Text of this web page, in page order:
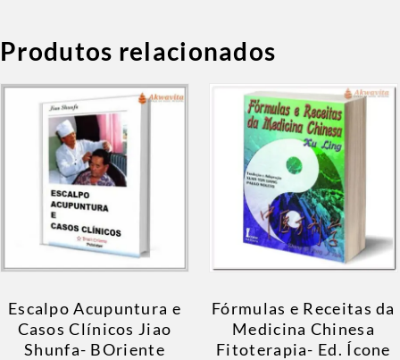
Produtos relacionados
Escalpo Acupuntura e
Casos Clínicos Jiao
Shunfa- BOriente
Fórmulas e Receitas da
Medicina Chinesa
Fitoterapia- Ed. Ícone